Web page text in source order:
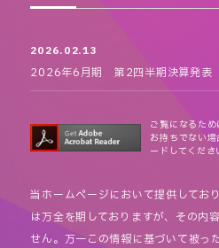
2026.02.13
2026年6月期 第2四半期決算発表
ご覧になるため
お持ちでない
ードしてくださ
当ホームページにおいて提供してお
は万全を期しておりますが、その内
せん。万一この情報に基づいて被っ